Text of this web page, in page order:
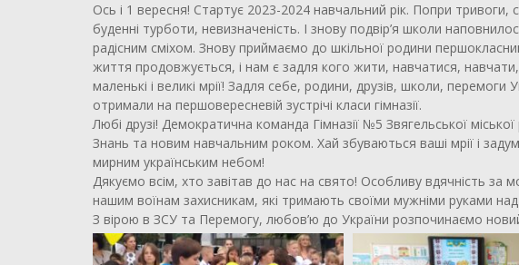
Ось і 1 вересня! Стартує 2023-2024 навчальний рік. Попри тривоги,
буденні турботи, невизначеність. І знову подвір’я школи
радісним сміхом. Знову приймаємо до шкільної родини
життя продовжується, і нам є задля кого жити, навчатися,
маленькі і великі мрії! Задля себе, родини, друзів, школи,
отримали на першовересневій зустрічі класи гімназії.
Любі друзі! Демократична команда Гімназії №5 Звягельської
Знань та новим навчальним роком. Хай збуваються ваші мрії і
мирним українським небом!
Дякуємо всім, хто завітав до нас на свято! Особливу вдячність
нашим воїнам захисникам, які тримають своїми мужніми руками
З вірою в ЗСУ та Перемогу, любов’ю до України розпочинаємо